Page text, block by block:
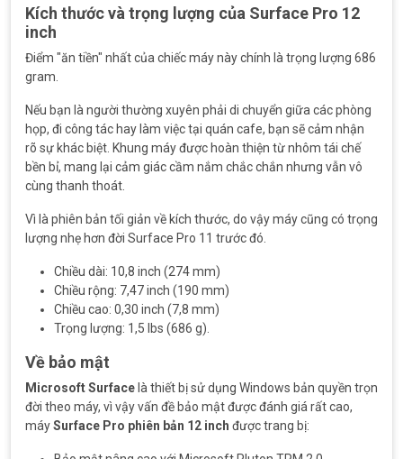
Kích thước và trọng lượng của Surface Pro 12
inch
Điểm "ăn tiền" nhất của chiếc máy này chính là trọng lượng 686
gram.
Nếu bạn là người thường xuyên phải di chuyển giữa các phòng
họp, đi công tác hay làm việc tại quán cafe, bạn sẽ cảm nhận
rõ sự khác biệt. Khung máy được hoàn thiện từ nhôm tái chế
bền bỉ, mang lại cảm giác cầm nắm chắc chắn nhưng vẫn vô
cùng thanh thoát.
Vì là phiên bản tối giản về kích thước, do vậy máy cũng có trọng
lượng nhẹ hơn đời Surface Pro 11 trước đó.
Chiều dài: 10,8 inch (274 mm)
Chiều rộng: 7,47 inch (190 mm)
Chiều cao: 0,30 inch (7,8 mm)
Trọng lượng: 1,5 lbs (686 g).
Về bảo mật
Microsoft Surface là thiết bị sử dụng Windows bản quyền trọn
đời theo máy, vì vậy vấn đề bảo mật được đánh giá rất cao,
máySurface Pro phiên bản 12 inch được trang bị: